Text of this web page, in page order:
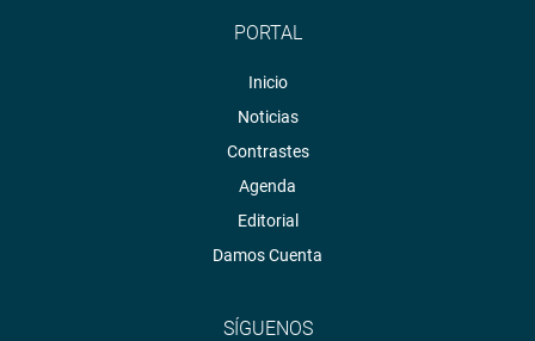
PORTAL
Inicio
Noticias
Contrastes
Agenda
Editorial
Damos Cuenta
SÍGUENOS